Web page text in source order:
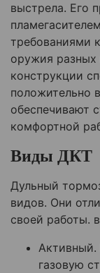
выстрела. Его
требованиями
оружия
конструкции
положительно
обеспечивают
комфортной
Виды ДКТ
Дульный
видов. Они
своей работы.
Активный.
газовую